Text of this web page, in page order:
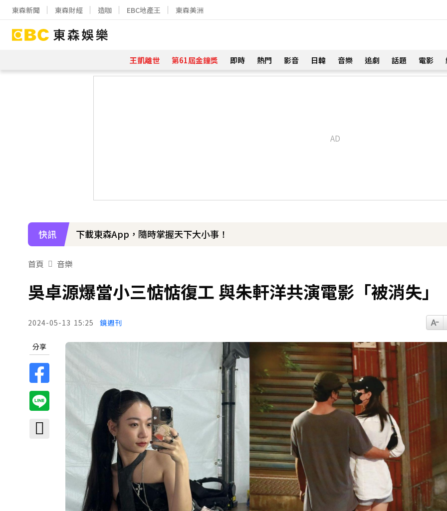
東森新聞 東森財經 造咖 EBC地產王 東森美洲
王凱離世 第61屆金鐘獎 即時 熱門 影音 日韓 音樂 追劇 話題 電影
快訊 下載東森App，隨時掌握天下大小事！
首頁 音樂
吳卓源爆當小三惦惦復工 與朱軒洋共演電影「被消失」
2024-05-13 15:25 鏡週刊
分享